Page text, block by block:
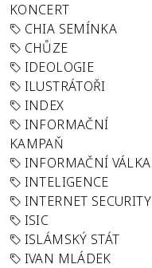
KONCERT
CHIA SEMÍNKA
CHŮZE
IDEOLOGIE
ILUSTRÁTOŘI
INDEX
INFORMAČNÍ
KAMPAŇ
INFORMAČNÍ VÁLKA
INTELIGENCE
INTERNET SECURITY
ISIC
ISLÁMSKÝ STÁT
IVAN MLÁDEK